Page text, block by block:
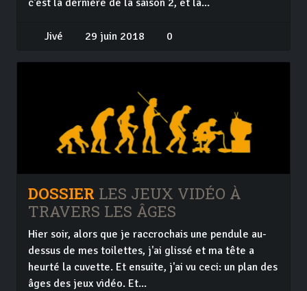
c'est la dernière de la saison 2, et la...
Jivé 29 juin 2018 0
DOSSIER LES JEUX VIDÉO À
TRAVERS LES ÂGES
Hier soir, alors que je raccrochais une pendule au-
dessus de mes toilettes, j'ai glissé et ma tête a
heurté la cuvette. Et ensuite, j'ai vu ceci: un plan des
âges des jeux vidéo. Et...